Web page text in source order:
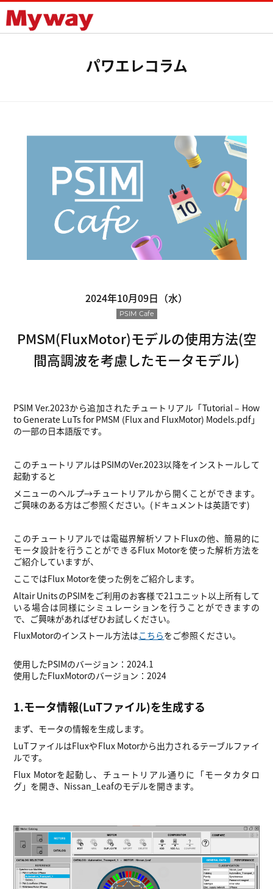
パワエレコラム
2024年10月09日（水）
PSIM Cafe
PMSM(FluxMotor)モデルの使用方法(空
間高調波を考慮したモータモデル)
PSIM Ver.2023から追加されたチュートリアル「Tutorial – How
to Generate LuTs for PMSM (Flux and FluxMotor) Models.pdf」
の一部の日本語版です。
このチュートリアルはPSIMのVer.2023以降をインストールして
起動すると
メニューのヘルプ→チュートリアルから開くことができます。
ご興味のある方はご参照ください。(ドキュメントは英語です)
このチュートリアルでは電磁界解析ソフトFluxの他、簡易的に
モータ設計を行うことができるFlux Motorを使った解析方法を
ご紹介していますが、
ここではFlux Motorを使った例をご紹介します。
Altair UnitsのPSIMをご利用のお客様で21ユニット以上所有して
いる場合は同様にシミュレーションを行うことができますの
で、ご興味があればぜひお試しください。
FluxMotorのインストール方法はこちらをご参照ください。
使用したPSIMのバージョン：2024.1
使用したFluxMotorのバージョン：2024
1.モータ情報(LuTファイル)を生成する
まず、モータの情報を生成します。
LuTファイルはFluxやFlux Motorから出力されるテーブルファイ
ルです。
Flux Motorを起動し、チュートリアル通りに「モータカタロ
グ」を開き、Nissan_Leafのモデルを開きます。